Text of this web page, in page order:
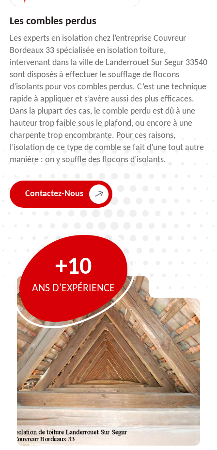
Les combles perdus
Les experts en isolation chez l’entreprise Couvreur
Bordeaux 33 spécialisée en isolation toiture,
intervenant dans la ville de Landerrouet Sur Segur 33540
sont disposés à effectuer le soufflage de flocons
d’isolants pour vos combles perdus. C’est une technique
rapide à appliquer et s’avère aussi des plus efficaces.
Dans la plupart des cas, le comble perdu est dû à une
hauteur trop faible sous le plafond, ou encore à une
charpente trop encombrante. Pour ces raisons,
l’isolation de ce type de comble se fait d’une tout autre
manière : on y souffle des flocons d’isolants.
Contactez-Nous
+10
ANS D'EXPÉRIENCE